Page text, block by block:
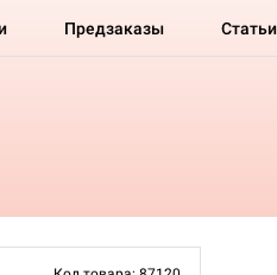
Предзаказы Статьи